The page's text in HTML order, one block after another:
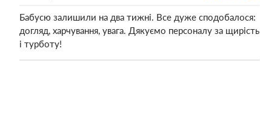
Бабусю залишили на два тижні. Все дуже сподобалося:
догляд, харчування, увага. Дякуємо персоналу за щирість
і турботу!